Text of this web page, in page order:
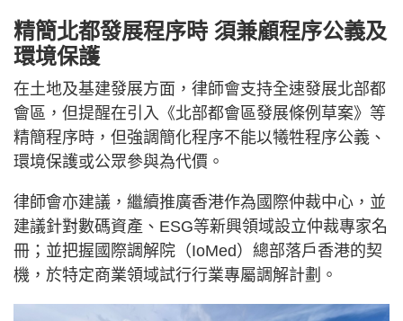
精簡北都發展程序時 須兼顧程序公義及
環境保護
在土地及基建發展方面，律師會支持全速發展北部都
會區，但提醒在引入《北部都會區發展條例草案》等
精簡程序時，但強調簡化程序不能以犧牲程序公義、
環境保護或公眾參與為代價。
律師會亦建議，繼續推廣香港作為國際仲裁中心，並
建議針對數碼資產、ESG等新興領域設立仲裁專家名
冊；並把握國際調解院（IoMed）總部落戶香港的契
機，於特定商業領域試行行業專屬調解計劃。